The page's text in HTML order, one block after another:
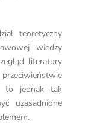
teoretyczny
wiedzy
literatury
to jednak tak
uzasadnione